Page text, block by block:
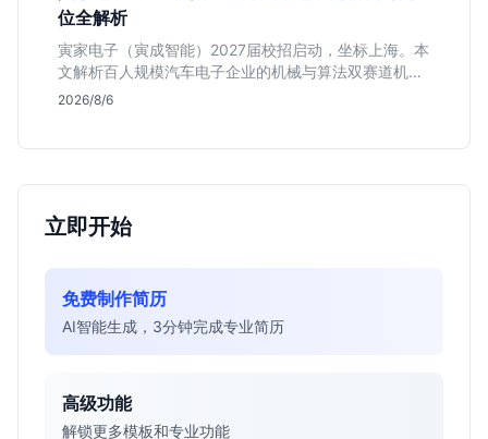
位全解析
寅家电子（寅成智能）2027届校招启动，坐标上海。本
文解析百人规模汽车电子企业的机械与算法双赛道机
会，分析薪资面议背后的含金量及应届生成长路径，助
2026/8/6
立即开始
免费制作简历
AI智能生成，3分钟完成专业简历
高级功能
解锁更多模板和专业功能